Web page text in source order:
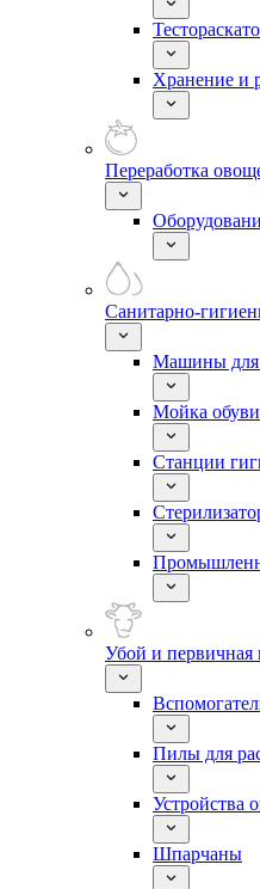
Хранение и
Переработка
Санитарно-
Машины для
Мойка обуви
Станции
Убой и первичная
Пилы для
Устройства
Шпарчаны